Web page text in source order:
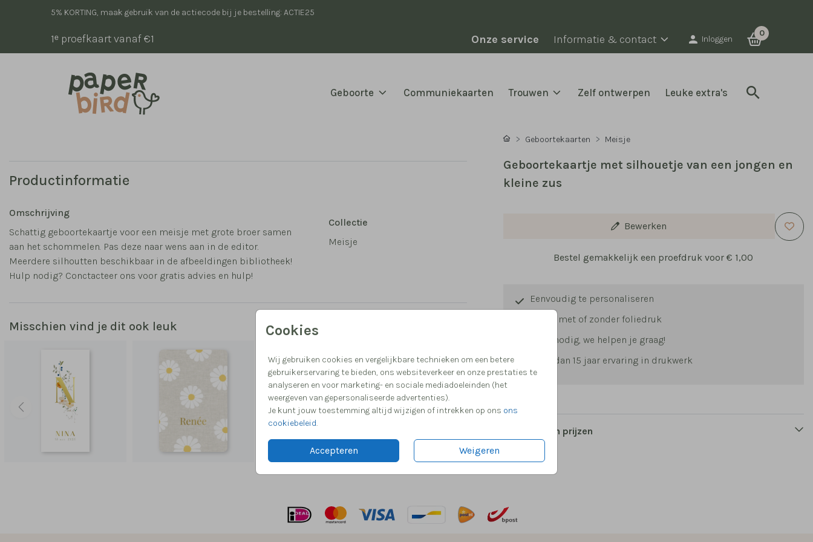
5% KORTING, maak gebruik van de actiecode bij je bestelling: ACTIE25
1ᵉ proefkaart vanaf €1 Onze service Informatie & contact Inloggen
0
Geboorte Communiekaarten Trouwen Zelf ontwerpen Leuke extra's
Cookies
Wij gebruiken cookies en vergelijkbare technieken om een betere
gebruikerservaring te bieden, ons websiteverkeer en onze prestaties te
analyseren en voor marketing- en sociale mediadoeleinden (het
weergeven van gepersonaliseerde advertenties).
Je kunt jouw toestemming altijd wijzigen of intrekken op ons ons
cookiebeleid.
Accepteren Weigeren
Productinformatie
Omschrijving
Schattig geboortekaartje voor een meisje met grote broer samen
aan het schommelen. Pas deze naar wens aan in de editor.
Meerdere silhoutten beschikbaar in de afbeeldingen bibliotheek!
Hulp nodig? Conctacteer ons voor gratis advies en hulp!
Collectie
Meisje
Misschien vind je dit ook leuk
Geboortekaarten Meisje
Geboortekaartje met silhouetje van een jongen en
kleine zus
Bewerken
Bestel gemakkelijk een proefdruk voor€ 1,00
Eenvoudig te personaliseren
Keuze met of zonder foliedruk
Hulp nodig, we helpen je graag!
Meer dan 15 jaar ervaring in drukwerk
Formaten en prijzen